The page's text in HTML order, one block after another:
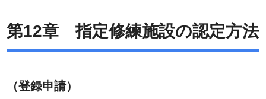
第12章 指定修練施設の認定方法
（登録申請）